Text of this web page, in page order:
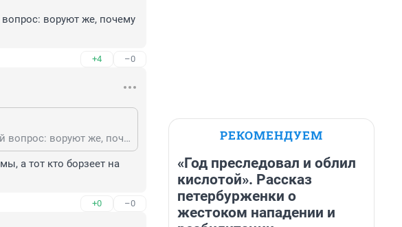
воруют же, почему
+4 –0
Как мне ответил один, далеко не глупый человек, на мой вопрос: воруют же, почему не садят? Ответ: Всё в допуске.
а тот кто борзеет на
+0 –0
РЕКОМЕНДУЕМ
«Год преследовал и облил
кислотой». Рассказ
петербурженки о
жестоком нападении и